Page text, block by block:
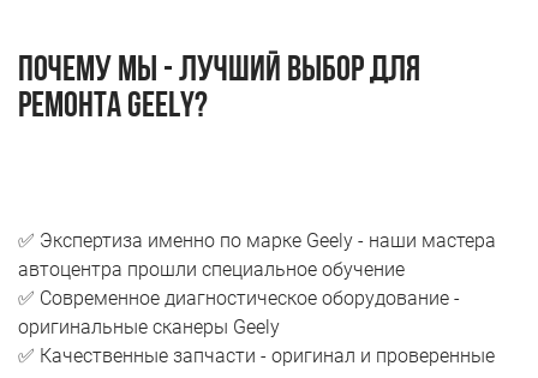
Почему мы - лучший выбор для
ремонта Geely?
✅ Экспертиза именно по марке Geely - наши мастера
автоцентра прошли специальное обучение
✅ Современное диагностическое оборудование -
оригинальные сканеры Geely
✅ Качественные запчасти - оригинал и проверенные